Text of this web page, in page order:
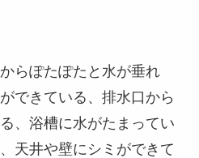
らぽたぽたと水が垂れ
できている、排水口から
、浴槽に水がたまってい
天井や壁にシミができて